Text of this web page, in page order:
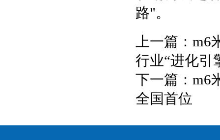
路"。
上一篇： m6
行业“进化引
下一篇： m6
全国首位